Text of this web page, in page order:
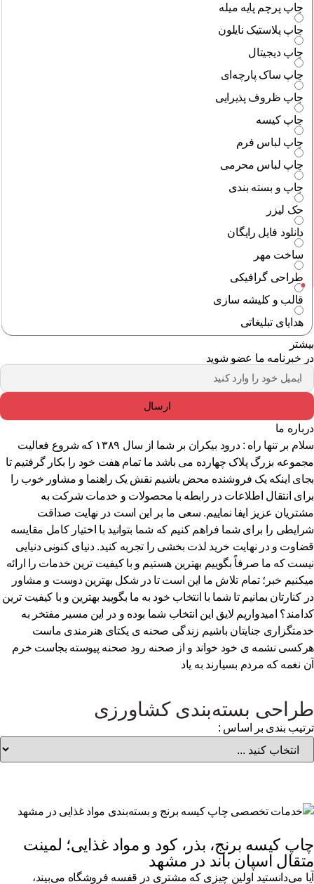
چاپ پرچم پایه میله
چاپ پلاستیک نایلون
چاپ دیجیتال
چاپ ساک پارچه‌ای
چاپ ظروف پذیرایی
چاپ کیسه
چاپ لباس فرم
چاپ لباس محرمی
چاپ و بسته بندی
حک لیزر
دانلود فایل رایگان
ساخت مهر
طراحی گرافیکی
قالب و کلیشه سازی
هدایای تبلیغاتی
خبرنامه ما عضو شوید
ارسال
ما
سلام بر تنها راه : درود بیکران بر شما از سال ۱۳۸۹ که شروع فعالیت
بزرگ پلاک چهارده می باشد ما تمام هفت خود را بکار گرفتیم تا
اینکه یک فروشنده محض باشیم نقش یک راهنما و مشاور خوب را
انتقال اطلاعات در رابطه با محصولات و خدمات شرکت به
عزیز ایفا نماییم. سعی ما بر این است در نهایت صداقت
را برای شما فراهم کنیم که شما بتوانید با اختیار کامل مقایسه
و در نهایت خرید لذت بخشی را تجربه کنید. دنیای کنونی دنیایی
که ما صرفاً بگوییم بهترین هستیم و با کیفیت ترین خدمات را ارائه
خبر؛ تمام تلاش ما این است تا در شکل بهترین دوست و مشاور
کنارتان بمانیم تا شما با انتخاب خود به ما بگویید بهترین و با کیفیت ترین
امیدواریم لایق این انتخاب شما بوده و در این مسیر مفتخر به
جنایتان باشیم زندگی صحنه ی یکتای هنرمندی ماست
نشمه ی خود خواند و از صحنه رود صحنه پیوسته بجاست خرم
نغمه که مردم بسیارند به یاد
بسته‌بندی کشاورزی
بندی بر اساس :
کیسه برنج، بذر، کود و مواد غذایی؛ لمینت
اسپان باند در مشهد
می‌دانستید اولین چیزی که مشتری در قفسه فروشگاه می‌بیند،